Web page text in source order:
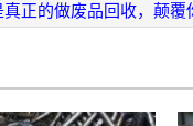
真正的做废品回收，颠覆